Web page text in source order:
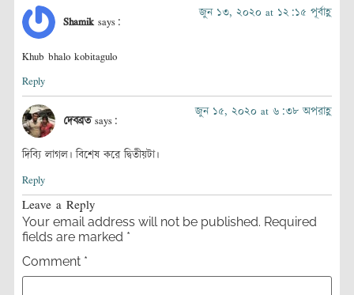
Shamik says:
জুন ১৩, ২০২০ at ১২:১৫ পূর্বাহ্ণ
Khub bhalo kobitagulo
Reply
দেবব্রত says:
জুন ১৫, ২০২০ at ৬:৩৮ অপরাহ্ণ
দিব্যি লাগল। বিশেষ করে দ্বিতীয়টা।
Reply
Leave a Reply
Your email address will not be published. Required
fields are marked *
Comment *